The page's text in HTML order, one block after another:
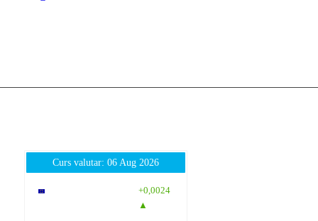
Curs valutar: 06 Aug 2026
+0,0024
▲